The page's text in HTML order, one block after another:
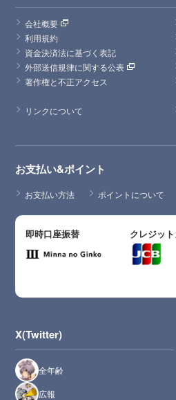
会社概要
利用規約
資金決済法に基づく表記
外部送信規律に関する公表
著作権と不正アクセス
リンクについて
お支払い&ポイント
お支払い方法 ポイントについて
即時口座振替 クレジッ
X(Twitter)
全年齢
広報